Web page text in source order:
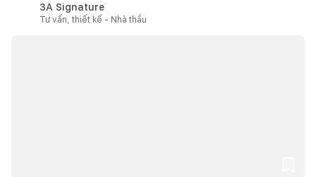
3A Signature
Tư vấn, thiết kế - Nhà thầu